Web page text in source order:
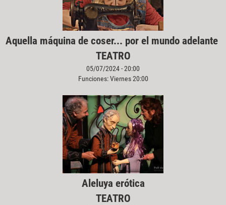
Aquella máquina de coser... por el mundo adelante
TEATRO
05/07/2024 - 20:00
Funciones: Viernes 20:00
Aleluya erótica
TEATRO